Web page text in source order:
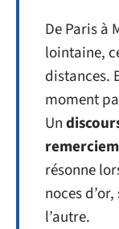
De Paris à
lointaine,
distances.
moment
Un
résonne
noces
l’autre.